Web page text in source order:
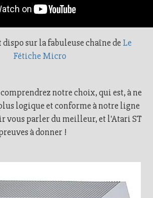
dispo sur la fabuleuse chaîne de Le
Fétiche Micro
comprendrez notre choix, qui est, à ne
logique et conforme à notre ligne
vous parler du meilleur, et l'Atari ST
à donner !